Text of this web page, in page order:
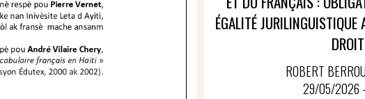
ÉGALITÉ JURILINGUISTIQUE
DROIT
ROBERT
29/05/2026